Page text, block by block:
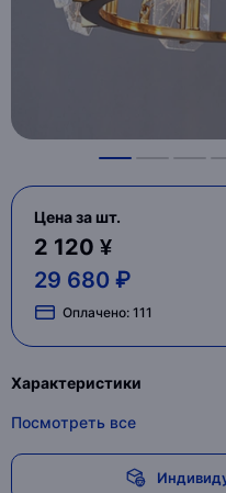
Цена за шт.
2 120 ¥
29 680 ₽
Оплачено: 111
Характеристики
Посмотреть все